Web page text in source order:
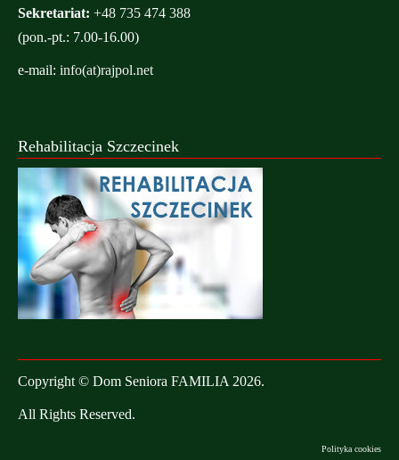
Sekretariat: +48 735 474 388
(pon.-pt.: 7.00-16.00)
e-mail: info(at)rajpol.net
Rehabilitacja Szczecinek
Copyright © Dom Seniora FAMILIA 2026.
All Rights Reserved.
Polityka cookies